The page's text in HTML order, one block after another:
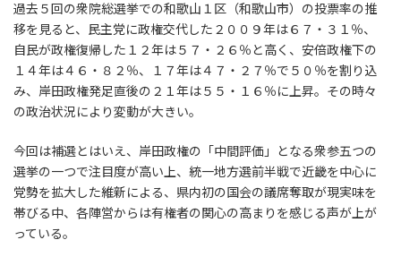
過去５回の衆院総選挙での和歌山１区（和歌山市）の投票率の推
移を見ると、民主党に政権交代した２００９年は６７・３１％、
自民が政権復帰した１２年は５７・２６％と高く、安倍政権下の
１４年は４６・８２％、１７年は４７・２７％で５０％を割り込
み、岸田政権発足直後の２１年は５５・１６％に上昇。その時々
の政治状況により変動が大きい。
今回は補選とはいえ、岸田政権の「中間評価」となる衆参五つの
選挙の一つで注目度が高い上、統一地方選前半戦で近畿を中心に
党勢を拡大した維新による、県内初の国会の議席奪取が現実味を
帯びる中、各陣営からは有権者の関心の高まりを感じる声が上が
っている。